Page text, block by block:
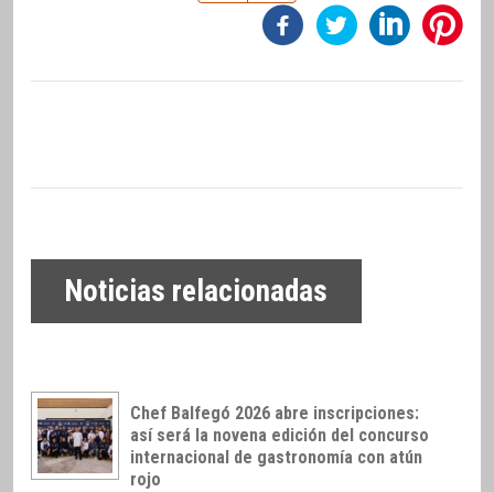
Noticias relacionadas
Chef Balfegó 2026 abre inscripciones:
así será la novena edición del concurso
internacional de gastronomía con atún
rojo